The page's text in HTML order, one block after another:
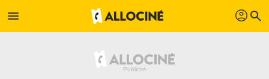
menu profil search